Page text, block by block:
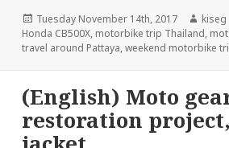
Опубликовано
Tuesday November 14th, 2017 Автор
kiseg
Honda CB500X, motorbike trip Thailand,
travel around Pattaya,weekend motorbike
(English) Moto
restoration